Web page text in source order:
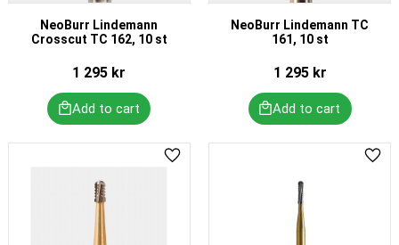
NeoBurr Lindemann
Crosscut TC 162, 10 st
1 295 kr
NeoBurr Lindemann TC
161, 10 st
1 295kr
Add to favorites Add